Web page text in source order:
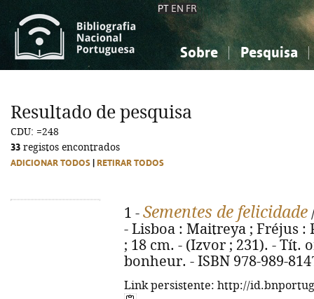
PT EN FR
Sobre Pesquisa
Ciências sociais...
Ciências sociais...
Resultado de pesquisa
CDU: =248
33 registos encontrados
ADICIONAR TODOS RETIRAR TODOS
1 - Sementes de felicidade
- Lisboa : Maitreya ; Fréjus :
; 18 cm. - (Izvor ; 231). - Tít.
bonheur. - ISBN 978-989-
Link persistente: http://